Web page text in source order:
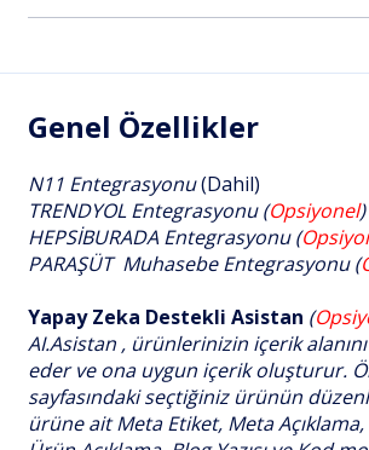
Genel Özellikler
N11 Entegrasyonu(Dahil)
TRENDYOL Entegrasyonu (Opsiyonel)
HEPSİBURADA Entegrasyonu (
PARAŞÜT Muhasebe Entegrasyonu (
Yapay Zeka Destekli Asistan (
AI.Asistan , ürünlerinizin içerik
eder ve ona uygun içerik oluşturur.
sayfasındaki seçtiğiniz ürünün
ürüne ait Meta Etiket, Meta Açıklama,